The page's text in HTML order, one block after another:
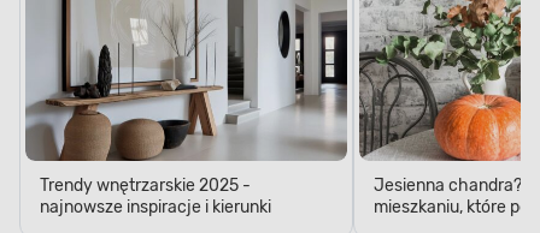
Trendy wnętrzarskie 2025 -
najnowsze inspiracje i kierunki
Jesienna chandra?
mieszkaniu, które